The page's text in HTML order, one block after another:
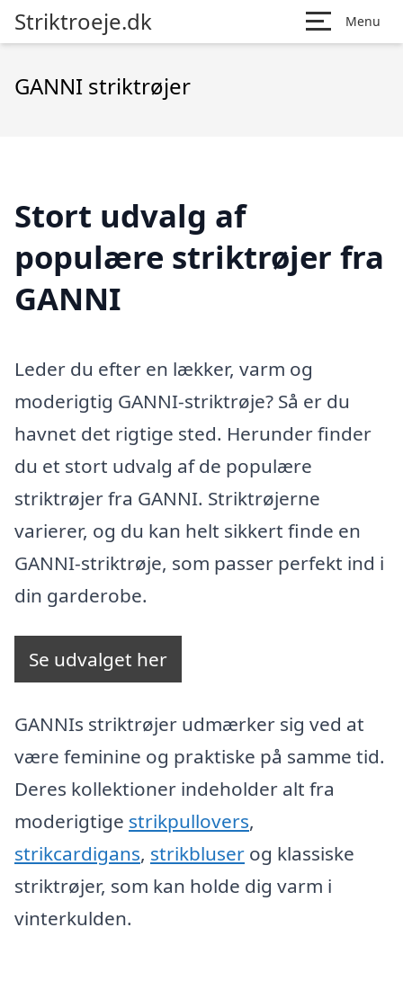
Striktroeje.dk Menu
GANNI striktrøjer
Stort udvalg af
populære striktrøjer fra
GANNI
Leder du efter en lækker, varm og
moderigtig GANNI-striktrøje? Så er du
havnet det rigtige sted. Herunder finder
du et stort udvalg af de populære
striktrøjer fra GANNI. Striktrøjerne
varierer, og du kan helt sikkert finde en
GANNI-striktrøje, som passer perfekt ind i
din garderobe.
Se udvalget her
GANNIs striktrøjer udmærker sig ved at
være feminine og praktiske på samme tid.
Deres kollektioner indeholder alt fra
moderigtige strikpullovers,
strikcardigans, strikbluser og klassiske
striktrøjer, som kan holde dig varm i
vinterkulden.